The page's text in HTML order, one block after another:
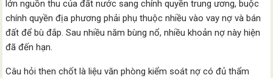
lớn nguồn thu của đất nước sang chính quyền trung ương, buộc
chính quyền địa phương phải phụ thuộc nhiều vào vay nợ và bán
đất để bù đắp. Sau nhiều năm bùng nổ, nhiều khoản nợ này hiện
đã đến hạn.
Câu hỏi then chốt là liệu văn phòng kiểm soát nợ có đủ thẩm